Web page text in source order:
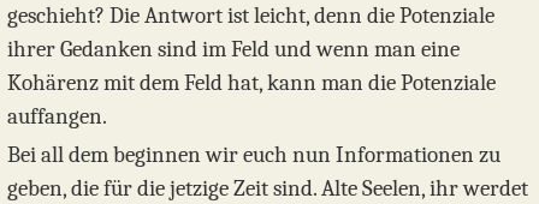
geschieht? Die Antwort ist leicht, denn die Potenziale
ihrer Gedanken sind im Feld und wenn man eine
Kohärenz mit dem Feld hat, kann man die Potenziale
auffangen.
Bei all dem beginnen wir euch nun Informationen zu
geben, die für die jetzige Zeit sind. Alte Seelen, ihr werdet